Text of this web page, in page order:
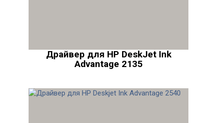
Драйвер для HP DeskJet Ink
Advantage 2135